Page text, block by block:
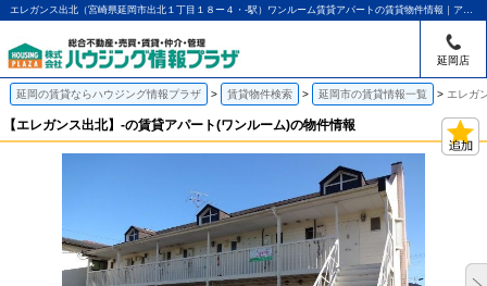
エレガンス出北（宮崎県延岡市出北１丁目１８ー４・-駅）ワンルーム賃貸アパートの賃貸物件情報｜アパマンショップ延岡店｜ハウジング情報プラザ
延岡店
延岡の賃貸ならハウジング情報プラザ 賃貸物件検索 延岡市の賃貸情報一覧 エレガ
【エレガンス出北】-の賃貸アパート(ワンルーム)の物件情報